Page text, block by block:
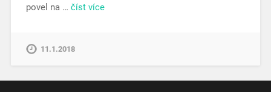
povel na … číst více
11.1.2018